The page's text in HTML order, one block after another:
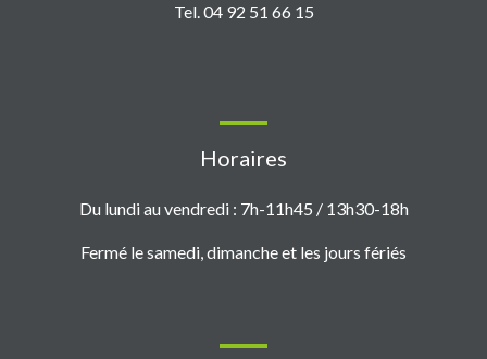
Tel. 04 92 51 66 15
Horaires
Du lundi au vendredi : 7h-11h45 / 13h30-18h
Fermé le samedi, dimanche et les jours fériés